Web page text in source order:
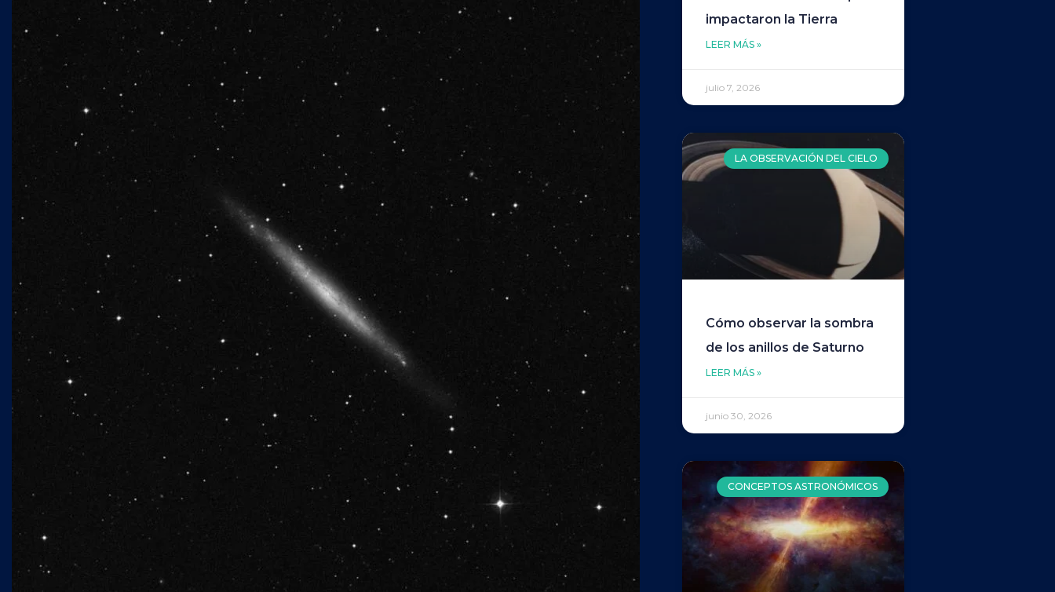
impactaron la Tierra
LEER MÁS »
julio 7, 2026
LA OBSERVACIÓN DEL CIELO
Cómo observar la sombra
de los anillos de Saturno
LEER MÁS »
junio 30, 2026
CONCEPTOS ASTRONÓMICOS